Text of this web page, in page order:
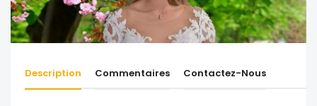
Description Commentaires Contactez-Nous